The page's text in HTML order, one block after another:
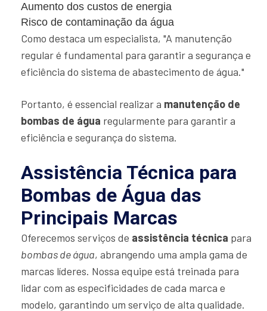
Aumento dos custos de energia
Risco de contaminação da água
Como destaca um especialista, "A manutenção
regular é fundamental para garantir a segurança e
eficiência do sistema de abastecimento de água."
Portanto, é essencial realizar a manutenção de
bombas de água regularmente para garantir a
eficiência e segurança do sistema.
Assistência Técnica para
Bombas de Água das
Principais Marcas
Oferecemos serviços de assistência técnica para
bombas de água, abrangendo uma ampla gama de
marcas líderes. Nossa equipe está treinada para
lidar com as especificidades de cada marca e
modelo, garantindo um serviço de alta qualidade.